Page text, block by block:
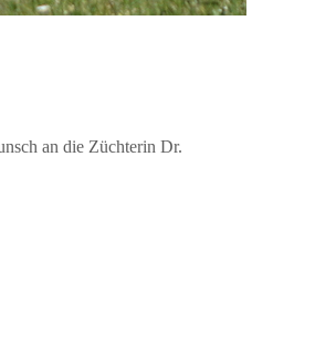
an die Züchterin Dr.